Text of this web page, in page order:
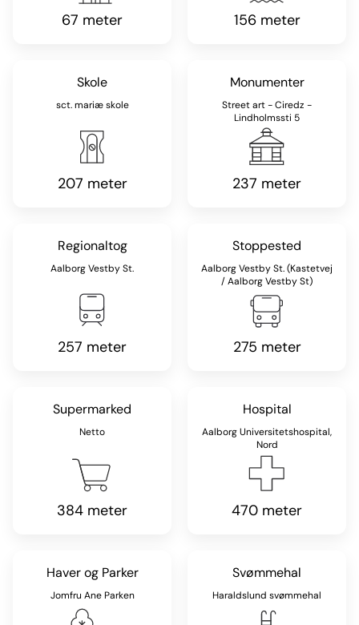
67 meter 156 meter
Skole
sct. mariæ skole
207 meter
Monumenter
Street art - Ciredz -
Lindholmssti 5
237 meter
Regionaltog
Aalborg Vestby St.
257 meter
Stoppested
Aalborg Vestby St. (Kastetvej
/ Aalborg Vestby St)
275 meter
Supermarked
Netto
384 meter
Hospital
Aalborg Universitetshospital,
Nord
470 meter
Haver og Parker
Jomfru Ane Parken
Svømmehal
Haraldslund svømmehal